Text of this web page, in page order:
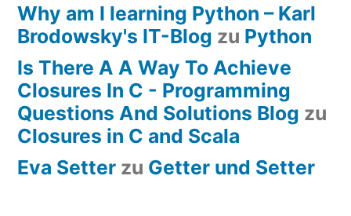
Why am I learning Python – Karl
Brodowsky's IT-Blog zu Python
Is There A A Way To Achieve
Closures In C - Programming
Questions And Solutions Blog zu
Closures in C and Scala
Eva Setter zu Getter und Setter